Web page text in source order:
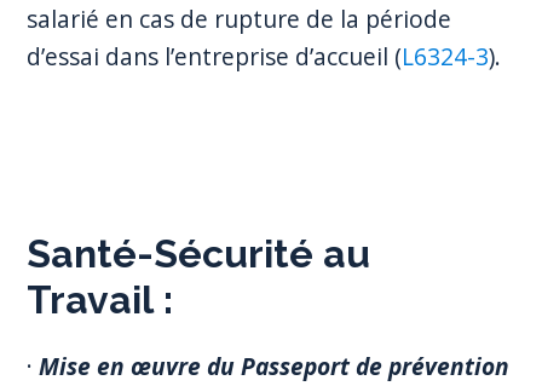
salarié en cas de rupture de la période
d’essai dans l’entreprise d’accueil (L6324-3).
Santé-Sécurité au
Travail:
·Mise en œuvre du Passeport de prévention